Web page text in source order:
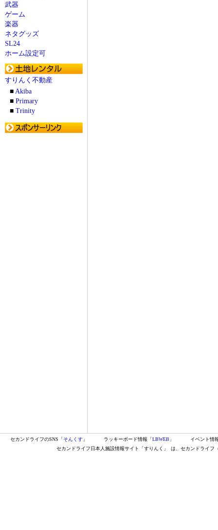
武器
ゲーム
楽器
ネタグッズ
SL24
ホーム設定可
すりんく不動産
■ Akiba
■ Primary
■ Trinity
セカンドライフのSNS「そんくす 」 ラッキーボード情報「LBWEB 」
イベント情
セカンドライフ日本人施設情報サイト「すりんく」
は、セカンドライフ